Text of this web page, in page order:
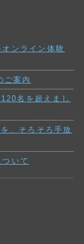
ンライン体験
ご案内
名を超えまし
、そろそろ手放
いて